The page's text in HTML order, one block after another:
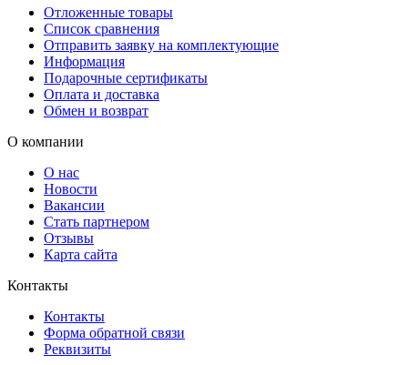
Отложенные товары
Список сравнения
Отправить заявку на комплектующие
Информация
Подарочные сертификаты
Оплата и доставка
Обмен и возврат
О компании
О нас
Новости
Вакансии
Стать партнером
Отзывы
Карта сайта
Контакты
Контакты
Форма обратной связи
Реквизиты